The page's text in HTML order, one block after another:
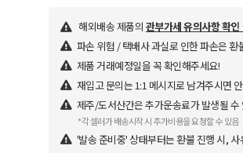
해외배송 제품의 관부가세 유의사항 확인
파손 위험 / 택배사 과실로 인한 파손은 환
제품 거래예정일을 꼭 확인해주세요!
재입고 문의는 1:1 메시지로 남겨주시면
제주/도서산간은 추가운송료가 발생될 수
*각 셀러가 배송시작 시 추가비용을 요청할 수 있음
'발송 준비중' 상태부터는 환불 진행 시,